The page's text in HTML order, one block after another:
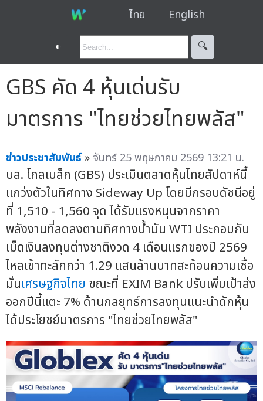
ไทย English
◐ 🔍︎
GBS คัด 4 หุ้นเด่นรับ
มาตรการ "ไทยช่วยไทยพลัส"
ข่าวประชาสัมพันธ์ » จันทร์ 25 พฤษภาคม 2569 13:21 น.
บล. โกลเบล็ก (GBS) ประเมินตลาดหุ้นไทยสัปดาห์นี้
แกว่งตัวในทิศทาง Sideway Up โดยมีกรอบดัชนีอยู่
ที่ 1,510 - 1,560 จุด ได้รับแรงหนุนจากราคา
พลังงานที่ลดลงตามทิศทางน้ำมัน WTI ประกอบกับ
เม็ดเงินลงทุนต่างชาติงวด 4 เดือนแรกของปี 2569
ไหลเข้าทะลักกว่า 1.29 แสนล้านบาทสะท้อนความเชื่อ
มั่นเศรษฐกิจไทย ขณะที่ EXIM Bank ปรับเพิ่มเป้าส่ง
ออกปีนี้แตะ 7% ด้านกลยุทธ์การลงทุนแนะนำดักหุ้น
ได้ประโยชย์มาตรการ "ไทยช่วยไทยพลัส"